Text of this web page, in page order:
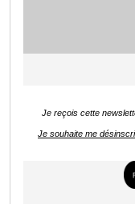
Je reçois cette
Je souhaite me